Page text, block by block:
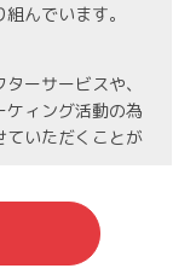
んでいます。
ーサービスや、
ケィング活動の為
ていただくことが
の同意・承諾を
必要な場合、人